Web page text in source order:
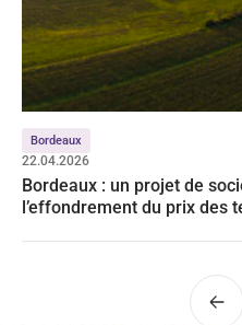
Bordeaux
22.04.2026
Bordeaux : un projet de
l’effondrement du prix des